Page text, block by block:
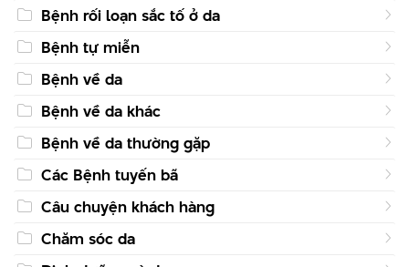
Bệnh rối loạn sắc tố ở da
Bệnh tự miễn
Bệnh về da
Bệnh về da khác
Bệnh về da thường gặp
Các Bệnh tuyến bã
Câu chuyện khách hàng
Chăm sóc da